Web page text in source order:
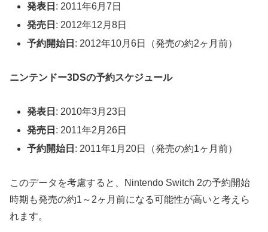
発表日 : 2011年6月7日
発売日 : 2012年12月8日
予約開始日 : 2012年10月6日（発売の約2ヶ月前）
ニンテンドー3DSの予約スケジュール
発表日 : 2010年3月23日
発売日 : 2011年2月26日
予約開始日 : 2011年1月20日（発売の約1ヶ月前）
このデータを考慮すると、Nintendo Switch 2の予約開始
時期も発売の約1～2ヶ月前になる可能性が高いと考えら
れます。